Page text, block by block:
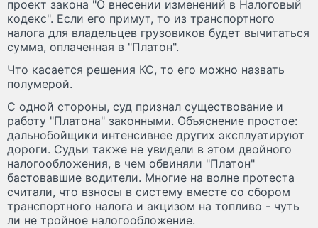
проект закона "О внесении изменений в Налоговый
кодекс". Если его примут, то из транспортного
налога для владельцев грузовиков будет вычитаться
сумма, оплаченная в "Платон".
Что касается решения КС, то его можно назвать
полумерой.
С одной стороны, суд признал существование и
работу "Платона" законными. Объяснение простое:
дальнобойщики интенсивнее других эксплуатируют
дороги. Судьи также не увидели в этом двойного
налогообложения, в чем обвиняли "Платон"
бастовавшие водители. Многие на волне протеста
считали, что взносы в систему вместе со сбором
транспортного налога и акцизом на топливо - чуть
ли не тройное налогообложение.